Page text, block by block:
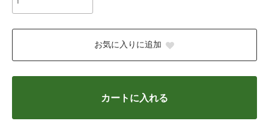
お気に入りに追加
カートに入れる